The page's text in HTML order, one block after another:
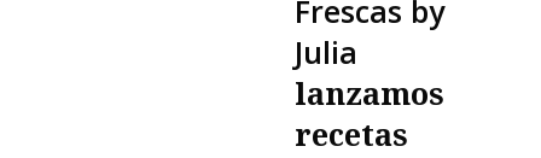
Frescas by
Julia
lanzamos
recetas